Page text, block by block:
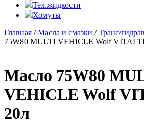
Тех.жидкости
Хомуты
Главная /Масла и смазки /Транс/
75W80 MULTI VEHICLE Wolf
Масло 75W80
VEHICLE Wolf
20л